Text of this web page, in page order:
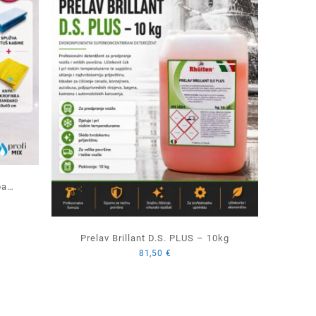
Prelav Brillant D.S. PLUS – 10kg
81,50 €